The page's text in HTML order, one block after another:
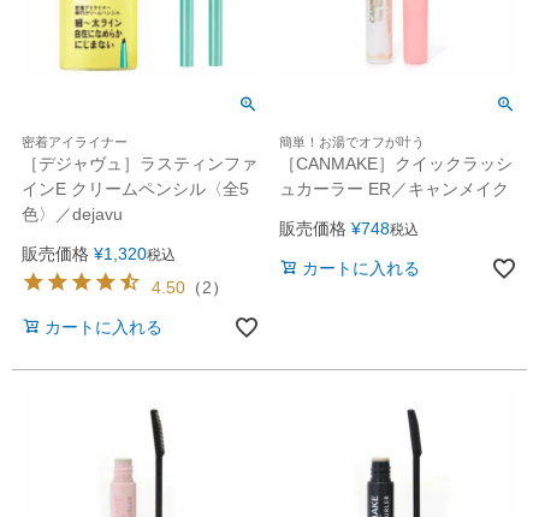
密着アイライナー
［デジャヴュ］ラスティンファ
インE クリームペンシル〈全5
色〉／dejavu
販売価格 ¥1,320税込
4.50 （2）
カートに入れる
簡単！お湯でオフが叶う
［CANMAKE］クイックラッシ
ュカーラー ER／キャンメイク
販売価格 ¥748税込
カートに入れる